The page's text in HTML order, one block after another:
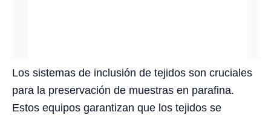
Los sistemas de inclusión de tejidos son cruciales
para la preservación de muestras en parafina.
Estos equipos garantizan que los tejidos se